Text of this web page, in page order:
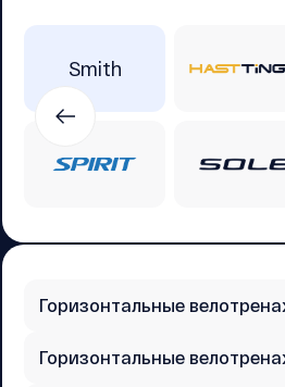
Smith
Горизонтальные
Горизонтальные